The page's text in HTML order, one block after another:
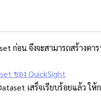
ก่อน จึงจะสามารถสร้างตา
ของ QuickSight
เสร็จเรียบร้อยแล้ว ใ